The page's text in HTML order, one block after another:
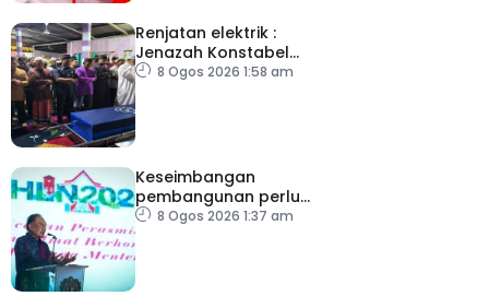
Renjatan elektrik :
Jenazah Konstabel
Muhammad Raimi
8 Ogos 2026 1:58 am
Keseimbangan
pembangunan perlu
ambil kira lokasi tumpuan
8 Ogos 2026 1:37 am